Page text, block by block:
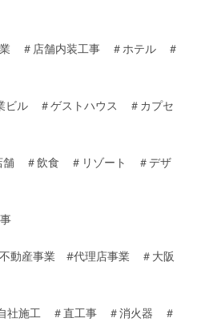
＃店舗内装工事 ＃ホテル ＃
ビル ＃ゲストハウス ＃カプセ
＃飲食 ＃リゾート ＃デザ
事
動産事業 #代理店事業 ＃大阪
社施工 ＃直工事 ＃消火器 ＃